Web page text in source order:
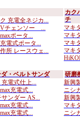
充電全ネジカ...
チェンソー ...
ポータ...
電式ポータ...
所 レースウェ...
カク
チ
マキ
マキ
マキ
マキ
・ベルトサンダ
電式仕上...
充電式...
ンダー AS...
充電式...
充電式...
研磨
新興
ニシ
新興
マキ
ニシ